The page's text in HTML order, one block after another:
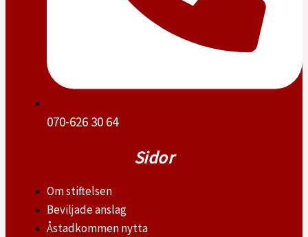
070-626 30 64
Sidor
Om stiftelsen
Beviljade anslag
Åstadkommen nytta